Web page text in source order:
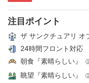
注目ポイント
ザ サンクチュアリ
24時間フロント対応
朝食『素晴らしい』
眺望『素晴らしい』